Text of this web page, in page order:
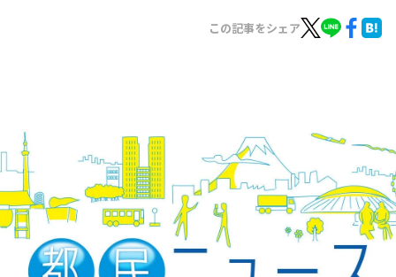
イベント・グッズ
YouTube
会社情報
この記事をシェア